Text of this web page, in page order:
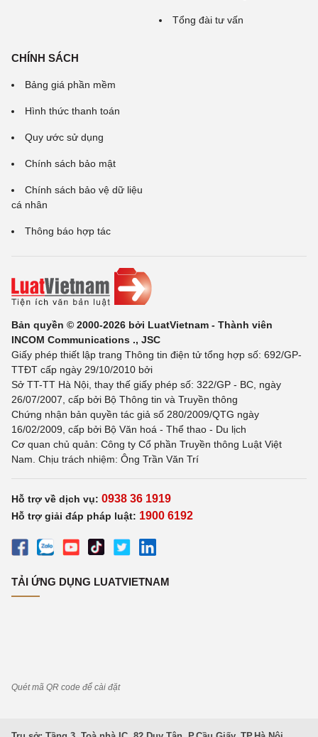
Tổng đài tư vấn
CHÍNH SÁCH
Bảng giá phần mềm
Hình thức thanh toán
Quy ước sử dụng
Chính sách bảo mật
Chính sách bảo vệ dữ liệu
cá nhân
Thông báo hợp tác
Bản quyền © 2000-2026 bởi LuatVietnam - Thành viên
INCOM Communications ., JSC
Giấy phép thiết lập trang Thông tin điện tử tổng hợp số: 692/GP-
TTĐT cấp ngày 29/10/2010 bởi
Sở TT-TT Hà Nội, thay thế giấy phép số: 322/GP - BC, ngày
26/07/2007, cấp bởi Bộ Thông tin và Truyền thông
Chứng nhận bản quyền tác giả số 280/2009/QTG ngày
16/02/2009, cấp bởi Bộ Văn hoá - Thể thao - Du lịch
Cơ quan chủ quản: Công ty Cổ phần Truyền thông Luật Việt
Nam. Chịu trách nhiệm: Ông Trần Văn Trí
Hỗ trợ về dịch vụ: 0938 36 1919
Hỗ trợ giải đáp pháp luật: 1900 6192
TẢI ỨNG DỤNG LUATVIETNAM
Quét mã QR code để cài đặt